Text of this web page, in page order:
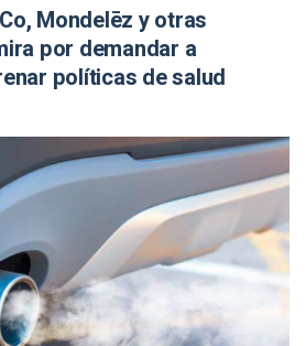
Mondelēz y otras
por demandar a
políticas de salud